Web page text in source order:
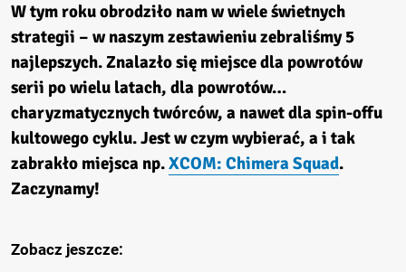
W tym roku obrodziło nam w wiele świetnych
strategii – w naszym zestawieniu zebraliśmy 5
najlepszych. Znalazło się miejsce dla powrotów
serii po wielu latach, dla powrotów…
charyzmatycznych twórców, a nawet dla spin-offu
kultowego cyklu. Jest w czym wybierać, a i tak
zabrakło miejsca np.XCOM: Chimera Squad.
Zaczynamy!
Zobacz jeszcze: